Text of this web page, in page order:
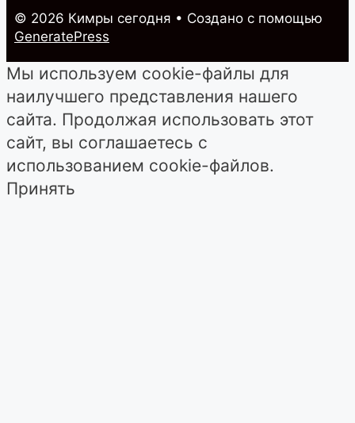
© 2026 Кимры cегодня • Создано с помощью
GeneratePress
Мы используем cookie-файлы для
наилучшего представления нашего
сайта. Продолжая использовать этот
сайт, вы соглашаетесь с
использованием cookie-файлов.
Принять